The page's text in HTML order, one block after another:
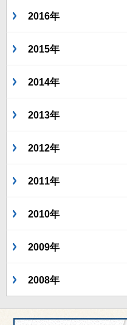
2016年
2015年
2014年
2013年
2012年
2011年
2010年
2009年
2008年